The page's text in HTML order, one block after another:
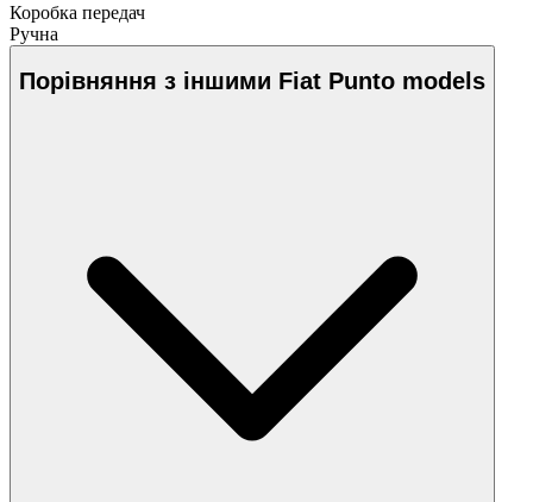
Коробка передач
Ручна
Порівняння з іншими Fiat Punto models